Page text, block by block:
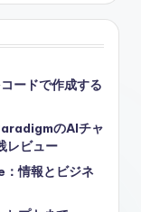
ードで作成する
のAIチャ
レビュー
情報とビジネ